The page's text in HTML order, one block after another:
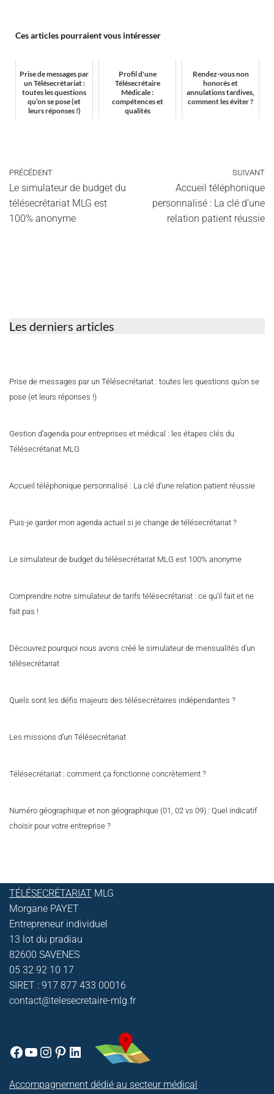
Ces articles pourraient vous intéresser
Prise de messages par
un Télésecrétariat :
toutes les questions
qu’on se pose (et
leurs réponses !)
Profil d'une
Télésecrétaire
Médicale :
compétences et
qualités
Rendez-vous non
honorés et
annulations tardives,
comment les éviter ?
PRÉCÉDENT
Le simulateur de budget du
télésecrétariat MLG est
100% anonyme
SUIVANT
Accueil téléphonique
personnalisé : La clé d’une
relation patient réussie
Les derniers articles
Prise de messages par un Télésecrétariat : toutes les questions qu’on se
pose (et leurs réponses !)
Gestion d’agenda pour entreprises et médical : les étapes clés du
Télésecrétariat MLG
Accueil téléphonique personnalisé : La clé d’une relation patient réussie
Puis-je garder mon agenda actuel si je change de télésecrétariat ?
Le simulateur de budget du télésecrétariat MLG est 100% anonyme
Comprendre notre simulateur de tarifs télésecrétariat : ce qu’il fait et ne
fait pas !
Découvrez pourquoi nous avons créé le simulateur de mensualités d’un
télésecrétariat
Quels sont les défis majeurs des télésecrétaires indépendantes ?
Les missions d’un Télésecrétariat
Télésecrétariat : comment ça fonctionne concrètement ?
Numéro géographique et non géographique (01, 02 vs 09) : Quel indicatif
choisir pour votre entreprise ?
TÉLÉSECRÉTARIAT MLG
Morgane PAYET
Entrepreneur individuel
13 lot du pradiau
82600 SAVENES
05 32 92 10 17
SIRET : 917 877 433 00016
contact@telesecretaire-mlg.fr
Accompagnement dédié au secteur médical